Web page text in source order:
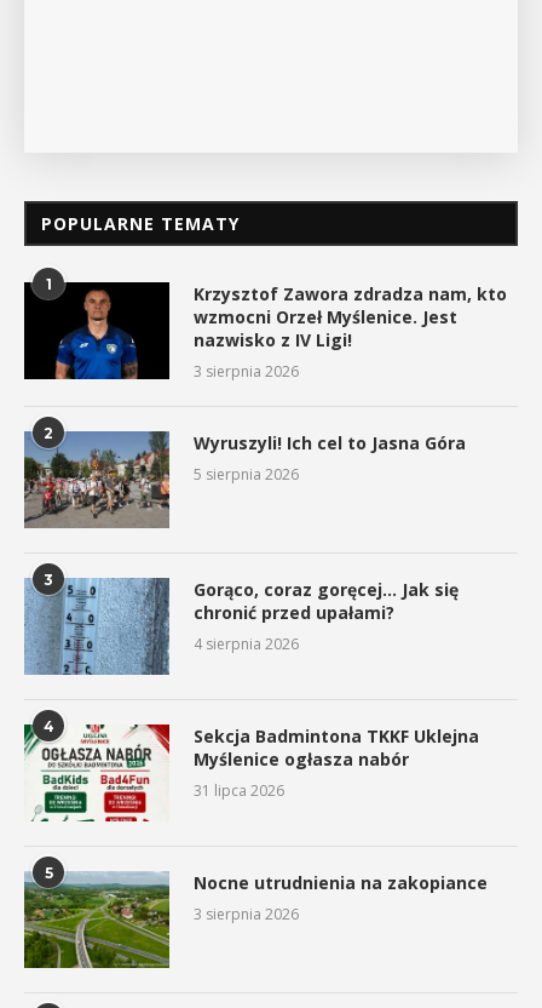
POPULARNE TEMATY
1
Krzysztof Zawora zdradza nam, kto
wzmocni Orzeł Myślenice. Jest
nazwisko z IV Ligi!
3 sierpnia 2026
2 Wyruszyli! Ich cel to Jasna Góra
5 sierpnia 2026
3
Gorąco, coraz goręcej… Jak się
chronić przed upałami?
4 sierpnia 2026
4
Sekcja Badmintona TKKF Uklejna
Myślenice ogłasza nabór
31 lipca 2026
5 Nocne utrudnienia na zakopiance
3 sierpnia 2026